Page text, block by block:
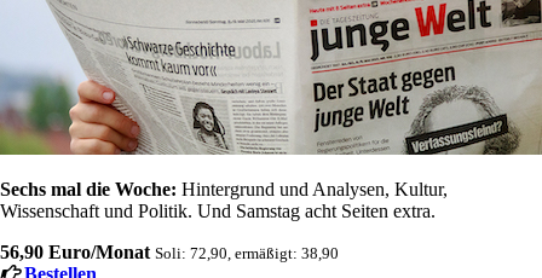
Sechs mal die Woche: Hintergrund und Analysen, Kultur,
Wissenschaft und Politik. Und Samstag acht Seiten extra.
56,90 Euro/Monat Soli: 72,90, ermäßigt: 38,90
Bestellen